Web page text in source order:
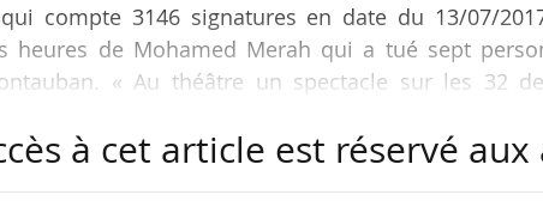
compte 3146 signatures en date du 13/07/
heures de Mohamed Merah qui a tué sept
« Au théâtre un spectacle sur les 32
dit l’auteur en invoquant la “banalité du mal”. (…)
à cet article est réservé